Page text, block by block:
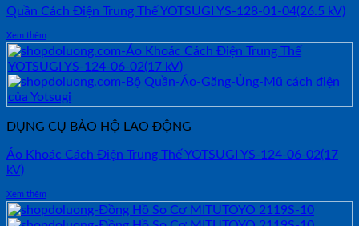
Quần Cách Điện Trung Thế YOTSUGI YS-128-01-04(26.5 kV)
Xem thêm
DỤNG CỤ BẢO HỘ LAO ĐỘNG
Áo Khoác Cách Điện Trung Thế YOTSUGI YS-124-06-02(17
kV)
Xem thêm